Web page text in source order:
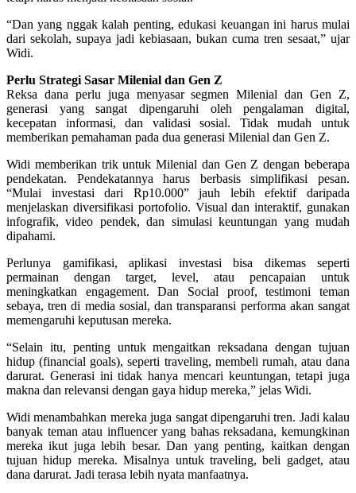
“Dan yang nggak kalah penting, edukasi keuangan ini harus mulai
dari sekolah, supaya jadi kebiasaan, bukan cuma tren sesaat,” ujar
Widi.
Perlu Strategi Sasar Milenial dan Gen Z
Reksa dana perlu juga menyasar segmen Milenial dan Gen Z,
generasi yang sangat dipengaruhi oleh pengalaman digital,
kecepatan informasi, dan validasi sosial. Tidak mudah untuk
memberikan pemahaman pada dua generasi Milenial dan Gen Z.
Widi memberikan trik untuk Milenial dan Gen Z dengan beberapa
pendekatan. Pendekatannya harus berbasis simplifikasi pesan.
“Mulai investasi dari Rp10.000” jauh lebih efektif daripada
menjelaskan diversifikasi portofolio. Visual dan interaktif, gunakan
infografik, video pendek, dan simulasi keuntungan yang mudah
dipahami.
Perlunya gamifikasi, aplikasi investasi bisa dikemas seperti
permainan dengan target, level, atau pencapaian untuk
meningkatkan engagement. Dan Social proof, testimoni teman
sebaya, tren di media sosial, dan transparansi performa akan sangat
memengaruhi keputusan mereka.
“Selain itu, penting untuk mengaitkan reksadana dengan tujuan
hidup (financial goals), seperti traveling, membeli rumah, atau dana
darurat. Generasi ini tidak hanya mencari keuntungan, tetapi juga
makna dan relevansi dengan gaya hidup mereka,” jelas Widi.
Widi menambahkan mereka juga sangat dipengaruhi tren. Jadi kalau
banyak teman atau influencer yang bahas reksadana, kemungkinan
mereka ikut juga lebih besar. Dan yang penting, kaitkan dengan
tujuan hidup mereka. Misalnya untuk traveling, beli gadget, atau
dana darurat. Jadi terasa lebih nyata manfaatnya.